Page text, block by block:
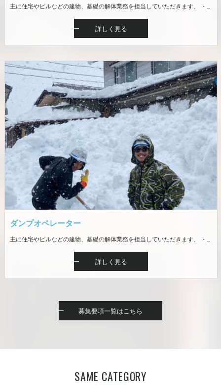
主に住宅やビルなどの建物、基礎の解体業務を担当していただきます。 ・解体手元作業（廃材仕分け、資材の分別、積み込み） ・解体重機（バックフォー）での作業・ダンプ運転 ※現場は魚沼地域（十日町市、南魚沼市、魚沼市） ※未経験者歓迎。重機運転免許の資格取得補助あり ※冬期は一般リフォームの内装解体等が主です
詳しく見る
ダンプオペレーター
主に住宅やビルなどの建物、基礎の解体業務を担当していただきます。 ・解体手元作業（廃材仕分け、資材の分別、積み込み） ・解体重機（バックフォー）での作業・ダンプ運転 ※現場は魚沼地域（十日町市、南魚沼市、魚沼市） ※未経験者歓迎。重機運転免許の資格取得補助あり ※冬期は一般リフォームの内装解体等が主です
詳しく見る
募集要項一覧はこちら
SAME CATEGORY